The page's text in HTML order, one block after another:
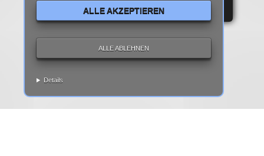
REPARATUR ANLEITUNG | TEARDOWN
ALLE AKZEPTIEREN
ALLE ABLEHNEN
Details